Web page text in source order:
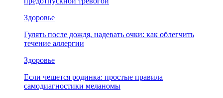
Здоровье
Гулять после дождя, надевать очки: как облегчить
течение аллергии
Здоровье
Если чешется родинка: простые правила
самодиагностики меланомы